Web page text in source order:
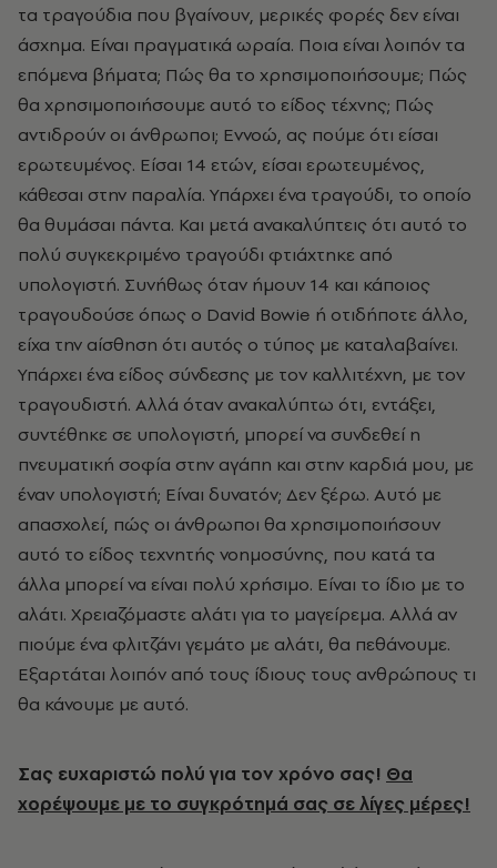
τα τραγούδια που βγαίνουν, μερικές φορές δεν είναι
άσχημα. Είναι πραγματικά ωραία. Ποια είναι λοιπόν τα
επόμενα βήματα; Πώς θα το χρησιμοποιήσουμε; Πώς
θα χρησιμοποιήσουμε αυτό το είδος τέχνης; Πώς
αντιδρούν οι άνθρωποι; Εννοώ, ας πούμε ότι είσαι
ερωτευμένος. Είσαι 14 ετών, είσαι ερωτευμένος,
κάθεσαι στην παραλία. Υπάρχει ένα τραγούδι, το οποίο
θα θυμάσαι πάντα. Και μετά ανακαλύπτεις ότι αυτό το
πολύ συγκεκριμένο τραγούδι φτιάχτηκε από
υπολογιστή. Συνήθως όταν ήμουν 14 και κάποιος
τραγουδούσε όπως ο David Bowie ή οτιδήποτε άλλο,
είχα την αίσθηση ότι αυτός ο τύπος με καταλαβαίνει.
Υπάρχει ένα είδος σύνδεσης με τον καλλιτέχνη, με τον
τραγουδιστή. Αλλά όταν ανακαλύπτω ότι, εντάξει,
συντέθηκε σε υπολογιστή, μπορεί να συνδεθεί η
πνευματική σοφία στην αγάπη και στην καρδιά μου, με
έναν υπολογιστή; Είναι δυνατόν; Δεν ξέρω. Αυτό με
απασχολεί, πώς οι άνθρωποι θα χρησιμοποιήσουν
αυτό το είδος τεχνητής νοημοσύνης, που κατά τα
άλλα μπορεί να είναι πολύ χρήσιμο. Είναι το ίδιο με το
αλάτι. Χρειαζόμαστε αλάτι για το μαγείρεμα. Αλλά αν
πιούμε ένα φλιτζάνι γεμάτο με αλάτι, θα πεθάνουμε.
Εξαρτάται λοιπόν από τους ίδιους τους ανθρώπους τι
θα κάνουμε με αυτό.
Σας ευχαριστώ πολύ για τον χρόνο σας! Θα
χορέψουμε με το συγκρότημά σας σε λίγες μέρες!